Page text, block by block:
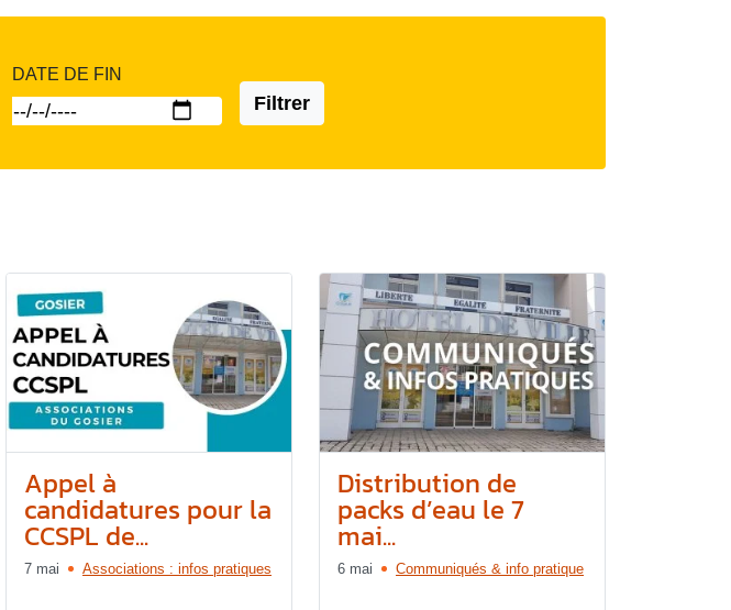
DATE DE FIN
Filtrer
Appel à
candidatures pour la
CCSPL de...
7 mai Associations : infos pratiques
Distribution de
packs d’eau le 7
mai...
6 mai Communiqués & info pratique